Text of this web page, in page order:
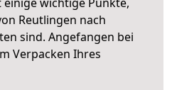
Reutlingen nach
sind. Angefangen bei
Verpacken Ihres